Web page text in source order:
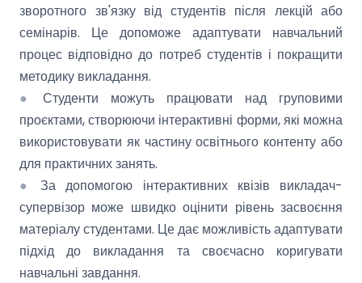
зворотного зв'язку від студентів після лекцій або
семінарів. Це допоможе адаптувати навчальний
процес відповідно до потреб студентів і покращити
методику викладання.
● Студенти можуть працювати над груповими
проєктами, створюючи інтерактивні форми, які можна
використовувати як частину освітнього контенту або
для практичних занять.
●За допомогою інтерактивних квізів викладач-
супервізор може швидко оцінити рівень засвоєння
матеріалу студентами. Це дає можливість адаптувати
підхід до викладання та своєчасно коригувати
навчальні завдання.